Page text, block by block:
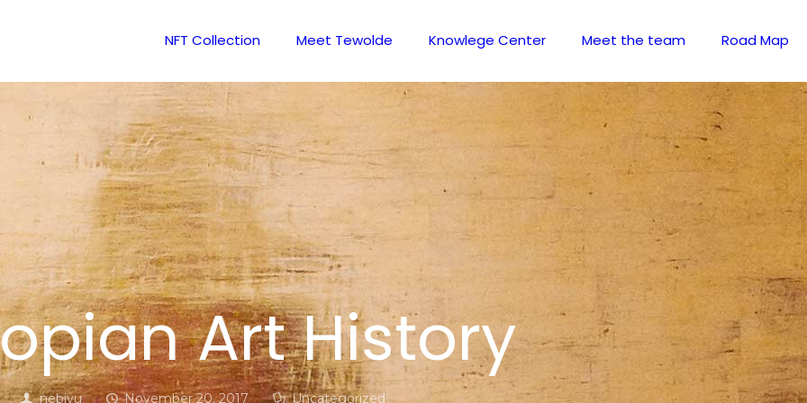
NFT Collection Meet Tewolde Knowlege Center Meet the team Road Map
Art History
nebiyu November 20, 2017 Uncategorized